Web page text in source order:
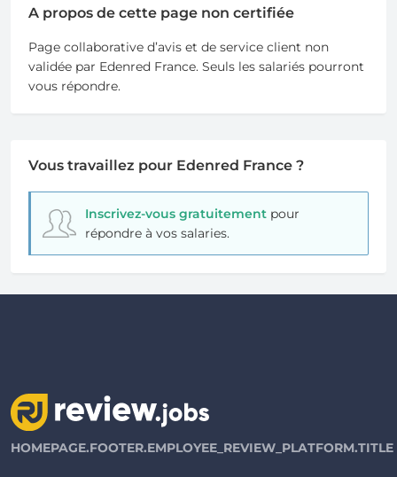
A propos de cette page non certifiée
Page collaborative d’avis et de service client non
validée par Edenred France. Seuls les salariés pourront
vous répondre.
Vous travaillez pour Edenred France ?
Inscrivez-vous gratuitementpour
répondre à vos salaries.
HOMEPAGE.FOOTER.EMPLOYEE_REVIEW_PLATFORM.TITLE